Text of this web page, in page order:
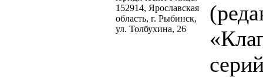
152914, Ярославская
область, г. Рыбинск,
ул. Толбухина, 26